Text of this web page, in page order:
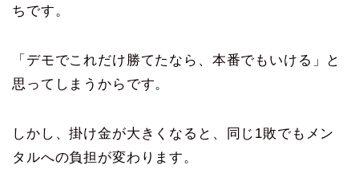
ちです。
「デモでこれだけ勝てたなら、本番でもいける」と
思ってしまうからです。
しかし、掛け金が大きくなると、同じ1敗でもメン
タルへの負担が変わります。